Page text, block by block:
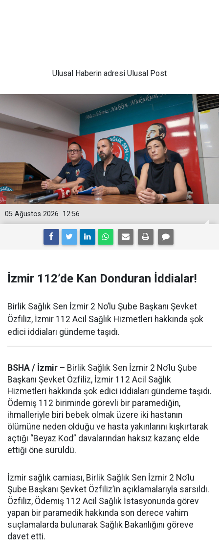
Ulusal Haberin adresi Ulusal Post
12:56
05 Ağustos 2026
İzmir 112’de Kan Donduran İddialar!
Birlik Sağlık Sen İzmir 2 No’lu Şube Başkanı Şevket
Özfiliz, İzmir 112 Acil Sağlık Hizmetleri hakkında şok
edici iddiaları gündeme taşıdı.
BSHA / İzmir – Birlik Sağlık Sen İzmir 2 No’lu Şube
Başkanı Şevket Özfiliz, İzmir 112 Acil Sağlık
Hizmetleri hakkında şok edici iddiaları gündeme taşıdı.
Ödemiş 112 biriminde görevli bir paramediğin,
ihmalleriyle biri bebek olmak üzere iki hastanın
ölümüne neden olduğu ve hasta yakınlarını kışkırtarak
açtığı “Beyaz Kod” davalarından haksız kazanç elde
ettiği öne sürüldü.
İzmir sağlık camiası, Birlik Sağlık Sen İzmir 2 No’lu
Şube Başkanı Şevket Özfiliz’in açıklamalarıyla sarsıldı.
Özfiliz, Ödemiş 112 Acil Sağlık İstasyonunda görev
yapan bir paramedik hakkında son derece vahim
suçlamalarda bulunarak Sağlık Bakanlığını göreve
davet etti.